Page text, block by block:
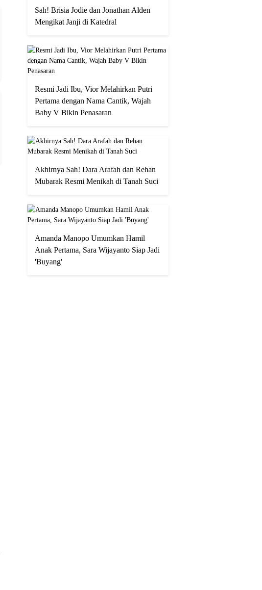
Sah! Brisia Jodie dan Jonathan Alden
Mengikat Janji di Katedral
Resmi Jadi Ibu, Vior Melahirkan Putri
Pertama dengan Nama Cantik, Wajah
Baby V Bikin Penasaran
Akhirnya Sah! Dara Arafah dan Rehan
Mubarak Resmi Menikah di Tanah Suci
Amanda Manopo Umumkan Hamil
Anak Pertama, Sara Wijayanto Siap Jadi
'Buyang'